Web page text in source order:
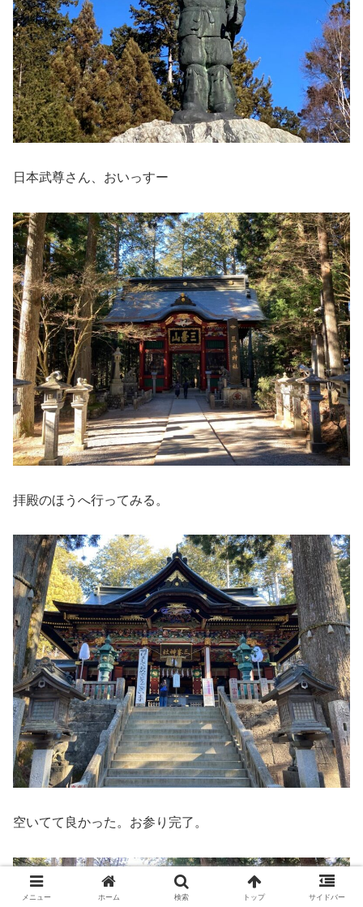
日本武尊さん、おいっすー
拝殿のほうへ行ってみる。
空いてて良かった。お参り完了。
メニュー ホーム 検索 トップ サイドバー